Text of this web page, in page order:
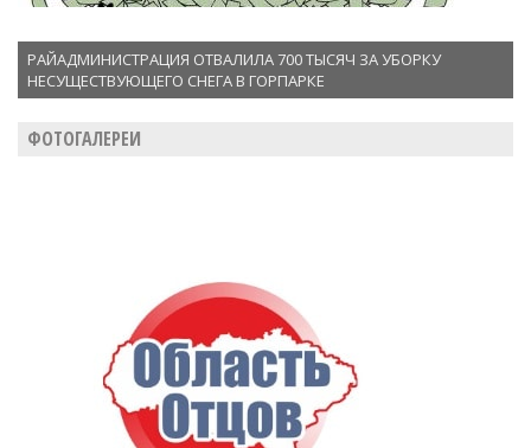
РАЙАДМИНИСТРАЦИЯ ОТВАЛИЛА 700 ТЫСЯЧ ЗА УБОРКУ
НЕСУЩЕСТВУЮЩЕГО СНЕГА В ГОРПАРКЕ
ФОТОГАЛЕРЕИ